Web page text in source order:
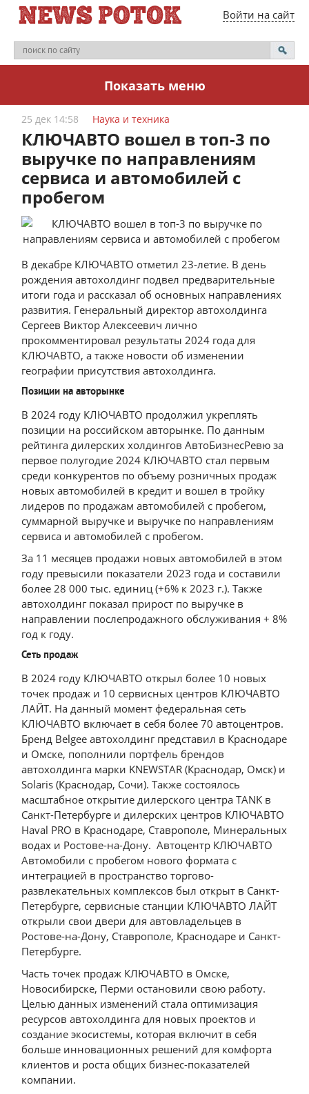
Войти на сайт
Показать меню
25 дек 14:58 Наука и техника
КЛЮЧАВТО вошел в топ-3 по
выручке по направлениям
сервиса и автомобилей с
пробегом
В декабре КЛЮЧАВТО отметил 23-летие. В день
рождения автохолдинг подвел предварительные
итоги года и рассказал об основных направлениях
развития. Генеральный директор автохолдинга
Сергеев Виктор Алексеевич лично
прокомментировал результаты 2024 года для
КЛЮЧАВТО, а также новости об изменении
географии присутствия автохолдинга.
Позиции на авторынке
В 2024 году КЛЮЧАВТО продолжил укреплять
позиции на российском авторынке. По данным
рейтинга дилерских холдингов АвтоБизнесРевю за
первое полугодие 2024 КЛЮЧАВТО стал первым
среди конкурентов по объему розничных продаж
новых автомобилей в кредит и вошел в тройку
лидеров по продажам автомобилей с пробегом,
суммарной выручке и выручке по направлениям
сервиса и автомобилей с пробегом.
За 11 месяцев продажи новых автомобилей в этом
году превысили показатели 2023 года и составили
более 28 000 тыс. единиц (+6% к 2023 г.). Также
автохолдинг показал прирост по выручке в
направлении послепродажного обслуживания + 8%
год к году.
Сеть продаж
В 2024 году КЛЮЧАВТО открыл более 10 новых
точек продаж и 10 сервисных центров КЛЮЧАВТО
ЛАЙТ. На данный момент федеральная сеть
КЛЮЧАВТО включает в себя более 70 автоцентров.
Бренд Belgee автохолдинг представил в Краснодаре
и Омске, пополнили портфель брендов
автохолдинга марки KNEWSTAR (Краснодар, Омск) и
Solaris (Краснодар, Сочи). Также состоялось
масштабное открытие дилерского центра TANK в
Санкт-Петербурге и дилерских центров КЛЮЧАВТО
Haval PRO в Краснодаре, Ставрополе, Минеральных
водах и Ростове-на-Дону. Автоцентр КЛЮЧАВТО
Автомобили с пробегом нового формата с
интеграцией в пространство торгово-
развлекательных комплексов был открыт в Санкт-
Петербурге, сервисные станции КЛЮЧАВТО ЛАЙТ
открыли свои двери для автовладельцев в
Ростове-на-Дону, Ставрополе, Краснодаре и Санкт-
Петербурге.
Часть точек продаж КЛЮЧАВТО в Омске,
Новосибирске, Перми остановили свою работу.
Целью данных изменений стала оптимизация
ресурсов автохолдинга для новых проектов и
создание экосистемы, которая включит в себя
больше инновационных решений для комфорта
клиентов и роста общих бизнес-показателей
компании.